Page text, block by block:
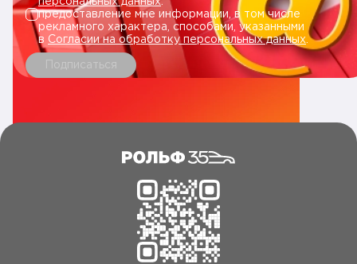
предоставление мне информации, в том числе
рекламного характера, способами, указанными
в Согласии на обработку персональных данных
Подписаться